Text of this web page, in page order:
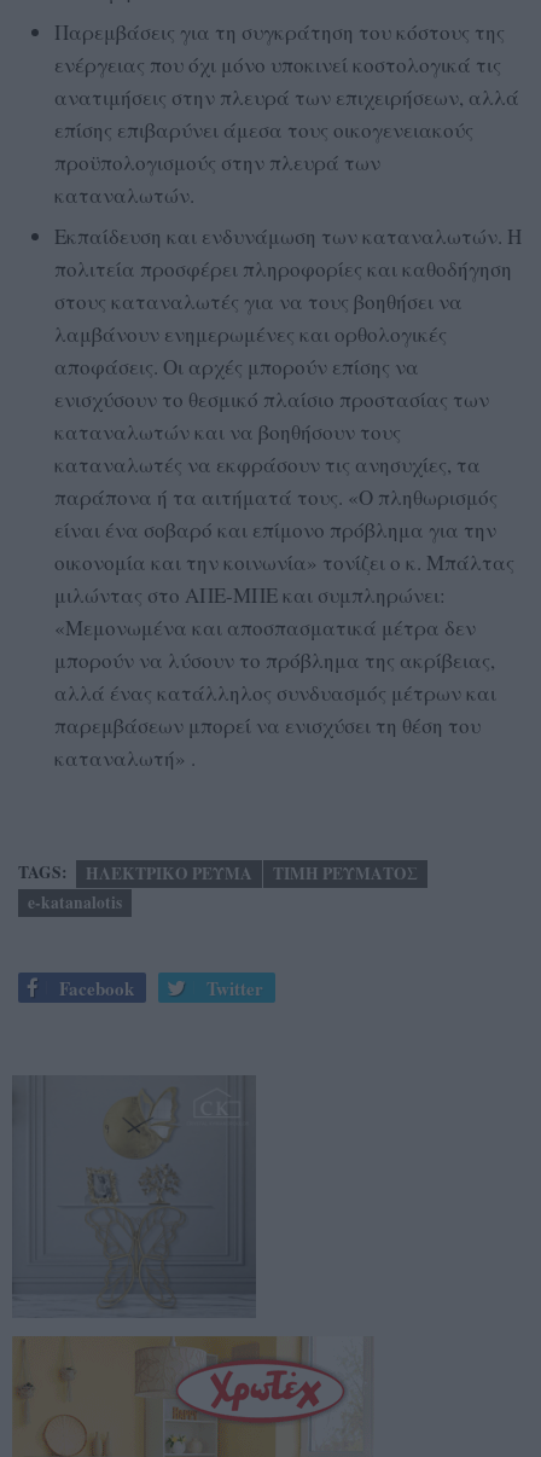
Παρεμβάσεις για τη συγκράτηση του κόστους της
ενέργειας που όχι μόνο υποκινεί κοστολογικά τις
ανατιμήσεις στην πλευρά των επιχειρήσεων, αλλά
επίσης επιβαρύνει άμεσα τους οικογενειακούς
προϋπολογισμούς στην πλευρά των
καταναλωτών.
Εκπαίδευση και ενδυνάμωση των καταναλωτών. Η
πολιτεία προσφέρει πληροφορίες και καθοδήγηση
στους καταναλωτές για να τους βοηθήσει να
λαμβάνουν ενημερωμένες και ορθολογικές
αποφάσεις. Οι αρχές μπορούν επίσης να
ενισχύσουν το θεσμικό πλαίσιο προστασίας των
καταναλωτών και να βοηθήσουν τους
καταναλωτές να εκφράσουν τις ανησυχίες, τα
παράπονα ή τα αιτήματά τους. «Ο πληθωρισμός
είναι ένα σοβαρό και επίμονο πρόβλημα για την
οικονομία και την κοινωνία» τονίζει ο κ. Μπάλτας
μιλώντας στο ΑΠΕ-ΜΠΕ και συμπληρώνει:
«Μεμονωμένα και αποσπασματικά μέτρα δεν
μπορούν να λύσουν το πρόβλημα της ακρίβειας,
αλλά ένας κατάλληλος συνδυασμός μέτρων και
παρεμβάσεων μπορεί να ενισχύσει τη θέση του
καταναλωτή» .
TAGS: ΗΛΕΚΤΡΙΚΟ ΡΕΥΜΑ
ΤΙΜΗ ΡΕΥΜΑΤΟΣ
e-katanalotis
Facebook Twitter